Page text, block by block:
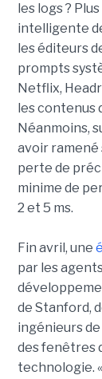
les logs ?
intelligente
les éditeurs
prompts
Netflix,
les contenus
Néanmoins,
avoir ramené
perte de
minime de
2 et 5 ms.
Fin avril, une
par les
de Stanford,
ingénieurs
des fenêtres
technologie.